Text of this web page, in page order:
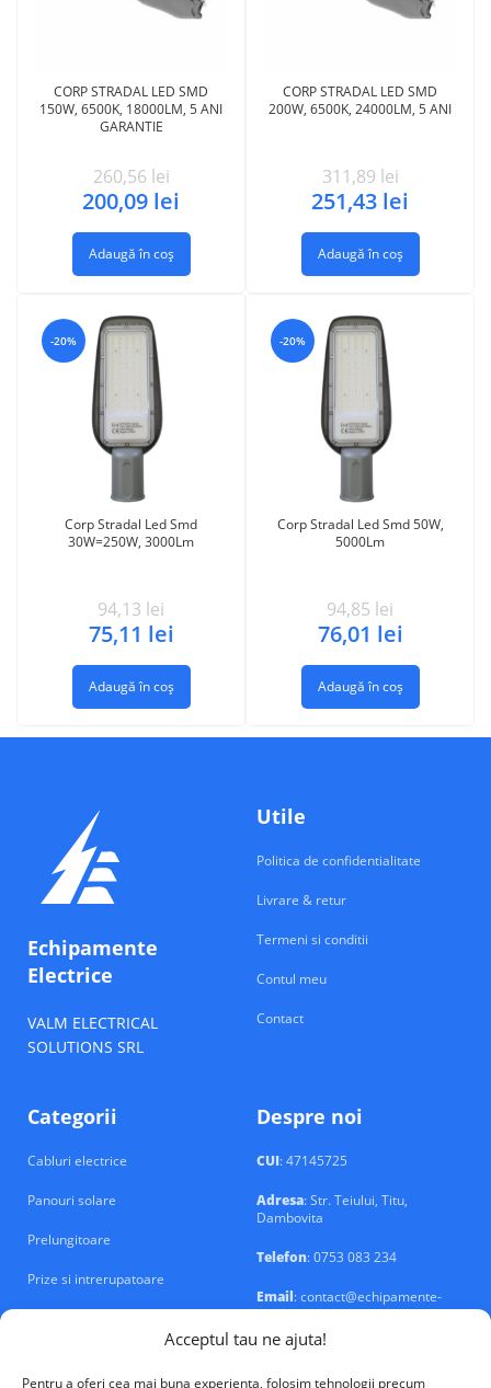
Acceptul tau ne ajuta!
Pentru a oferi cea mai buna experienta, folosim tehnologii precum
CORP STRADAL LED SMD
150W, 6500K, 18000LM, 5 ANI
GARANTIE
260,56 lei
200,09 lei
Adaugă în coș
CORP STRADAL LED SMD
200W, 6500K, 24000LM, 5 ANI
311,89 lei
251,43 lei
Adaugă în coș
-20%
Corp Stradal Led Smd
30W=250W, 3000Lm
94,13 lei
75,11 lei
Adaugă în coș
-20%
Corp Stradal Led Smd 50W,
5000Lm
94,85 lei
76,01 lei
Adaugă în coș
Echipamente
Electrice
VALM ELECTRICAL
SOLUTIONS SRL
Utile
Politica de confidentialitate
Livrare & retur
Termeni si conditii
Contul meu
Contact
Categorii
Cabluri electrice
Panouri solare
Prelungitoare
Prize si intrerupatoare
Despre noi
CUI: 47145725
Adresa: Str. Teiului, Titu,
Dambovita
Telefon: 0753 083 234
Email: contact@echipamente-
electrice.ro